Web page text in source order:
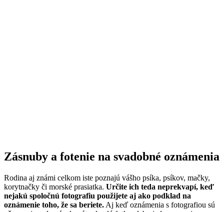
Zásnuby a fotenie na svadobné oznámenia
Rodina aj známi celkom iste poznajú vášho psíka, psíkov, mačky,
korytnačky či morské prasiatka. Určite ich teda neprekvapí, keď
nejakú spoločnú fotografiu použijete aj ako podklad na
oznámenie toho, že sa beriete. Aj keď oznámenia s fotografiou sú